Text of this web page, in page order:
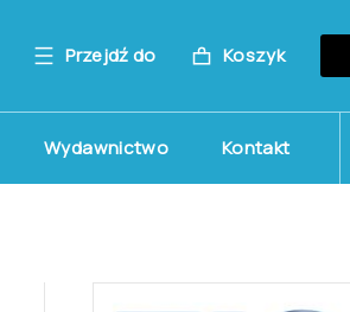
Przejdź do Koszyk
Wydawnictwo Kontakt